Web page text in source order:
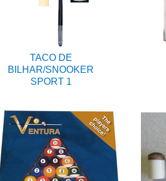
TACO DE
BILHAR/SNOOKER
SPORT 1